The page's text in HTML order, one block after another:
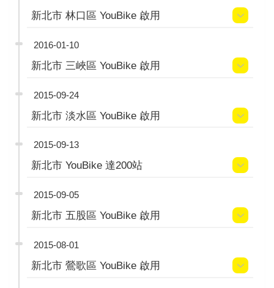
新北市 林口區 YouBike 啟用
2016-01-10
新北市 三峽區 YouBike 啟用
2015-09-24
新北市 淡水區 YouBike 啟用
2015-09-13
新北市 YouBike 達200站
2015-09-05
新北市 五股區 YouBike 啟用
2015-08-01
新北市 鶯歌區 YouBike 啟用